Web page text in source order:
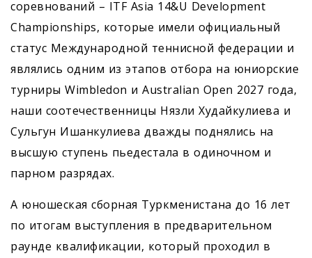
соревнований – ITF Asia 14&U Development
Championships, которые имели официальный
статус Международной теннисной федерации и
являлись одним из этапов отбора на юниорские
турниры Wimbledon и Australian Open 2027 года,
наши соотечественницы Нязли Худайкулиева и
Сульгун Ишанкулиева дважды поднялись на
высшую ступень пьедестала в одиночном и
парном разрядах.
А юношеская сборная Туркменистана до 16 лет
по итогам выступления в предварительном
раунде квалификации, который проходил в